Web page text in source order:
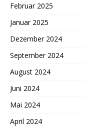
Februar 2025
Januar 2025
Dezember 2024
September 2024
August 2024
Juni 2024
Mai 2024
April 2024